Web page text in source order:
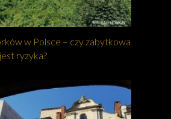
w Polsce – czy zabytkowa
ryzyka?